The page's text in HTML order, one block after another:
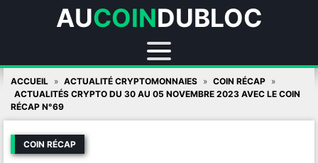
AUCOINDUBLOC
Skip
content
ACCUEIL ACTUALITÉ CRYPTOMONNAIES
COIN RÉCAP
ACTUALITÉS CRYPTO DU 30 AU 05 NOVEMBRE 2023 AVEC LE COIN
RÉCAP N°69
COIN RÉCAP